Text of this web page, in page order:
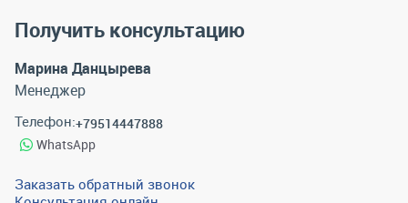
Получить консультацию
Марина Данцырева
Менеджер
Телефон:+79514447888
WhatsApp
Заказать обратный звонок